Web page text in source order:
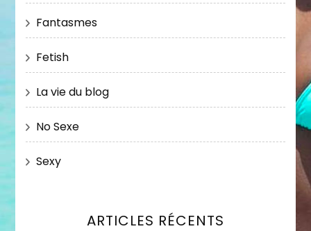
Fantasmes
Fetish
La vie du blog
No Sexe
Sexy
ARTICLES RÉCENTS